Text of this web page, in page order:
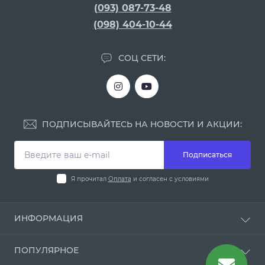
(093) 087-73-48
(098) 404-10-44
СОЦ СЕТИ:
ПОДПИСЫВАЙТЕСЬ НА НОВОСТИ И АКЦИИ:
Подписаться
Я прочитал Оплата и согласен с условиями
ИНФОРМАЦИЯ
Отзывы
ПОПУЛЯРНОЕ